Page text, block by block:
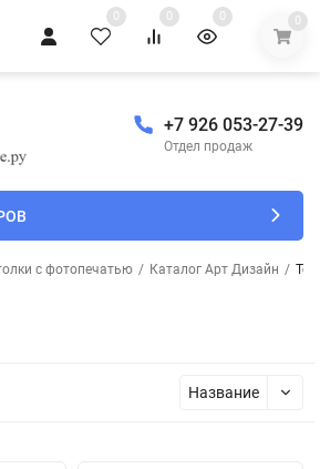
0 0 0 0
+7 926 053-27-39
Отдел продаж
с фотопечатью / Каталог Арт Дизайн /
Название